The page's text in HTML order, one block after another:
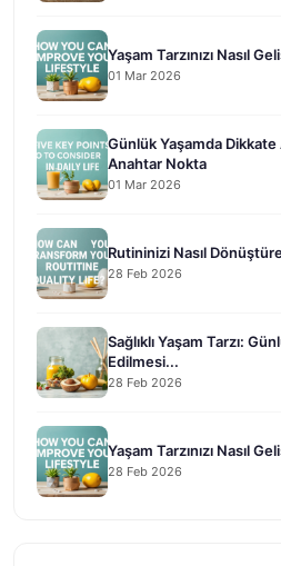
Yaşam Tarzınızı Nasıl
01 Mar 2026
Günlük Yaşamda Dikkate
Anahtar Nokta
01 Mar 2026
Rutininizi Nasıl
28 Feb 2026
Sağlıklı Yaşam Tarzı:
Edilmesi...
28 Feb 2026
Yaşam Tarzınızı Nasıl
28 Feb 2026